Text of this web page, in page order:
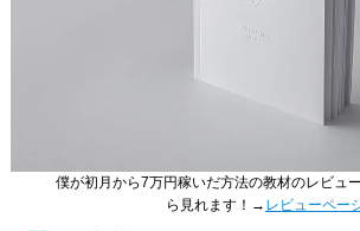
僕が初月から7万円稼いだ方法の教材のレビュ
ら見れます！→ レビューペー